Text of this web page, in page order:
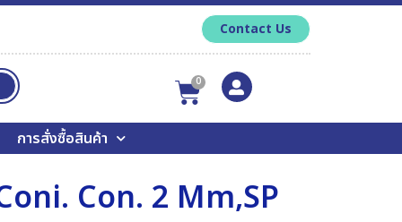
Contact Us
0
การสั่งซื้อสินค้า
Con. 2 Mm,SP